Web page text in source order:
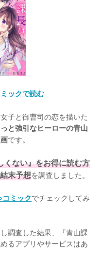
ックで読む
子と御曹司の恋を描いた
と強引なヒーローの青山
です。
くない』をお得に読む方
末予想を調査しました。
ミックでチェックしてみ
調査した結果、『青山課
るアプリやサービスはあ